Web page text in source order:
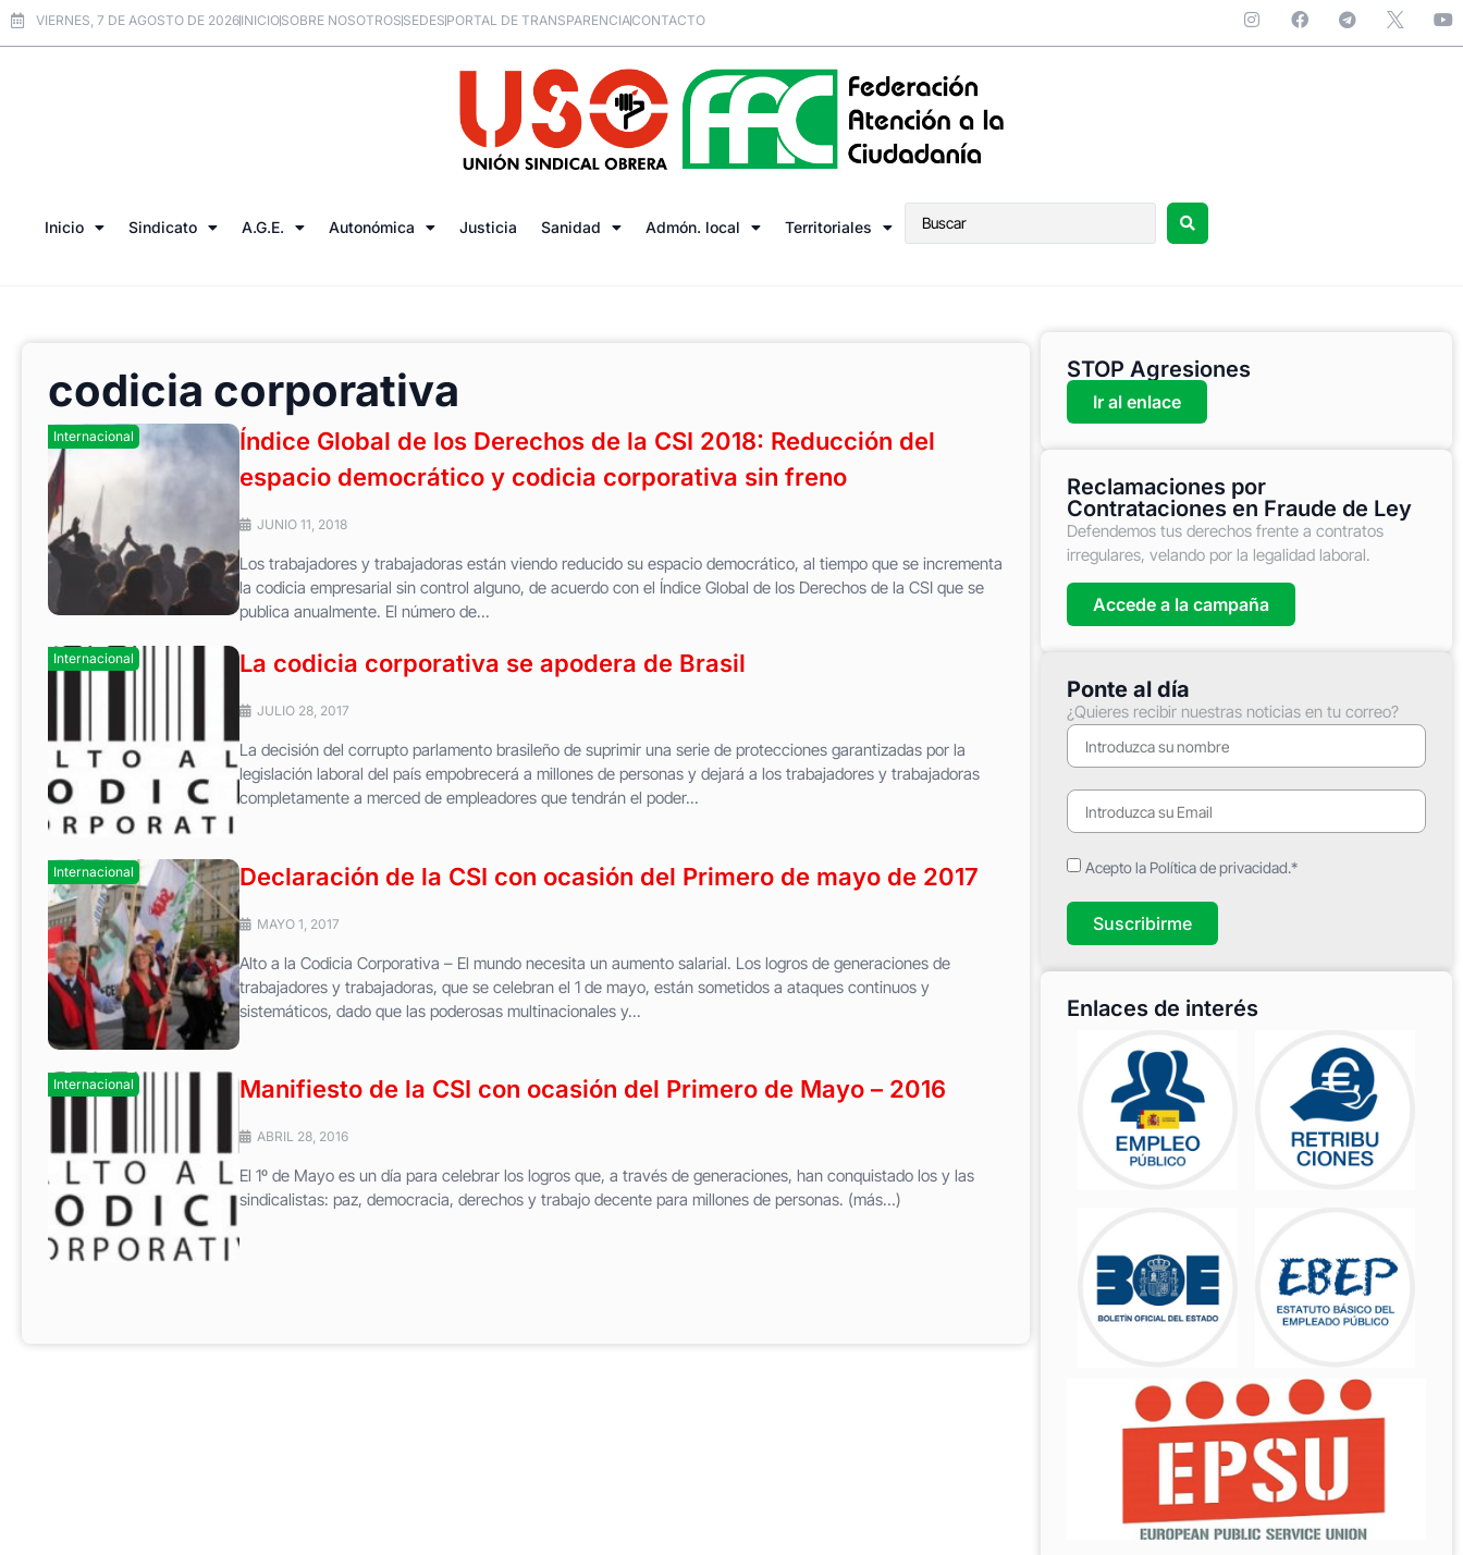
VIERNES, 7 DE AGOSTO DE 2026INICIOSOBRE NOSOTROSSEDESPORTAL DE TRANSPARENCIACONTACTO
Inicio Sindicato A.G.E. Autonómica Justicia Sanidad Admón. local Territoriales
codicia corporativa
Internacional
Índice Global de los Derechos de la CSI 2018: Reducción del
espacio democrático y codicia corporativa sin freno
JUNIO 11, 2018
Los trabajadores y trabajadoras están viendo reducido su espacio democrático, al tiempo que se incrementa
la codicia empresarial sin control alguno, de acuerdo con el Índice Global de los Derechos de la CSI que se
publica anualmente. El número de...
Internacional La codicia corporativa se apodera de Brasil
JULIO 28, 2017
La decisión del corrupto parlamento brasileño de suprimir una serie de protecciones garantizadas por la
legislación laboral del país empobrecerá a millones de personas y dejará a los trabajadores y trabajadoras
completamente a merced de empleadores que tendrán el poder...
Internacional Declaración de la CSI con ocasión del Primero de mayo de 2017
MAYO 1, 2017
Alto a la Codicia Corporativa – El mundo necesita un aumento salarial. Los logros de generaciones de
trabajadores y trabajadoras, que se celebran el 1 de mayo, están sometidos a ataques continuos y
sistemáticos, dado que las poderosas multinacionales y...
Internacional Manifiesto de la CSI con ocasión del Primero de Mayo – 2016
ABRIL 28, 2016
El 1º de Mayo es un día para celebrar los logros que, a través de generaciones, han conquistado los y las
sindicalistas: paz, democracia, derechos y trabajo decente para millones de personas. (más…)
STOP Agresiones
Ir al enlace
Reclamaciones por
Contrataciones en Fraude de Ley
Defendemos tus derechos frente a contratos
irregulares, velando por la legalidad laboral.
Accede a la campaña
Ponte al día
¿Quieres recibir nuestras noticias en tu correo?
Acepto la Política de privacidad.*
Suscribirme
Enlaces de interés